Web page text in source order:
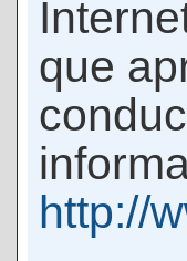
que
http://